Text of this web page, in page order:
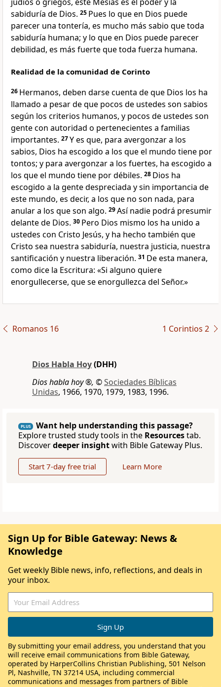
sabiduría de Dios. 25 Pues lo que en Dios puede
parecer una tontería, es mucho más sabio que toda
sabiduría humana; y lo que en Dios puede parecer
debilidad, es más fuerte que toda fuerza humana.
Realidad de la comunidad de Corinto
26 Hermanos, deben darse cuenta de que Dios los ha
llamado a pesar de que pocos de ustedes son sabios
según los criterios humanos, y pocos de ustedes son
gente con autoridad o pertenecientes a familias
importantes. 27Y es que, para avergonzar a los
sabios, Dios ha escogido a los que el mundo tiene por
tontos; y para avergonzar a los fuertes, ha escogido a
los que el mundo tiene por débiles. 28 Dios ha
escogido a la gente despreciada y sin importancia de
este mundo, es decir, a los que no son nada, para
anular a los que son algo. 29Así nadie podrá presumir
delante de Dios. 30 Pero Dios mismo los ha unido a
ustedes con Cristo Jesús, y ha hecho también que
Cristo sea nuestra sabiduría, nuestra justicia, nuestra
santificación y nuestra liberación. 31 De esta manera,
como dice la Escritura: «Si alguno quiere
enorgullecerse, que se enorgullezca del Señor.»
Romanos 16 1 Corintios 2
Dios Habla Hoy(DHH)
Dios habla hoy ®, ©Sociedades Bíblicas
Unidas, 1966, 1970, 1979, 1983, 1996.
PLUS
Want help understanding this passage?
Explore trusted study tools in the Resourcestab.
Discoverdeeper insightwith Bible Gateway Plus.
Start 7-day free trial Learn More
Sign Up for Bible Gateway: News &
Knowledge
Get weekly Bible news, info, reflections, and deals in
your inbox.
By submitting your email address, you understand that you
will receive email communications from Bible Gateway,
operated by HarperCollins Christian Publishing, 501 Nelson
Pl, Nashville, TN 37214 USA, including commercial
communications and messages from partners of Bible